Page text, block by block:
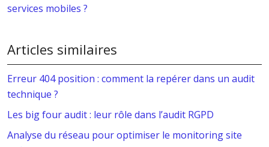
services mobiles ?
Articles similaires
Erreur 404 position : comment la repérer dans un audit
technique ?
Les big four audit : leur rôle dans l’audit RGPD
Analyse du réseau pour optimiser le monitoring site